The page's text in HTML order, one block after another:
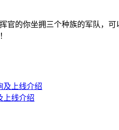
官的你坐拥三个种族的军队，
上线介绍